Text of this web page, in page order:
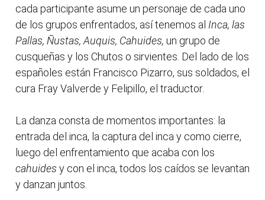
cada participante asume un personaje de cada uno
de los grupos enfrentados, así tenemos al Inca, las
Pallas, Ñustas, Auquis, Cahuides, un grupo de
cusqueñas y los Chutos o sirvientes. Del lado de los
españoles están Francisco Pizarro, sus soldados, el
cura Fray Valverde y Felipillo, el traductor.
La danza consta de momentos importantes: la
entrada del inca, la captura del inca y como cierre,
luego del enfrentamiento que acaba con los
cahuides y con el inca, todos los caídos se levantan
y danzan juntos.